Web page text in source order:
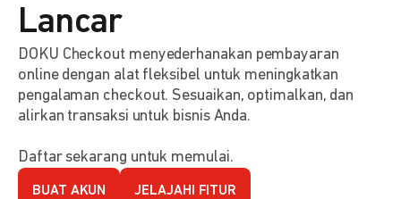
Lancar
DOKU Checkout menyederhanakan pembayaran
online dengan alat fleksibel untuk meningkatkan
pengalaman checkout. Sesuaikan, optimalkan, dan
alirkan transaksi untuk bisnis Anda.
Daftar sekarang untuk memulai.
BUAT AKUN JELAJAHI FITUR